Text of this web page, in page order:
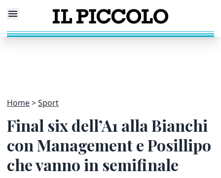
Home Sport
Final six dell’A1 alla Bianchi
con Management e Posillipo
che vanno in semifinale